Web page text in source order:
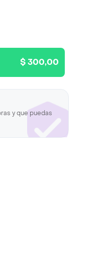
$ 300,00
y que puedas